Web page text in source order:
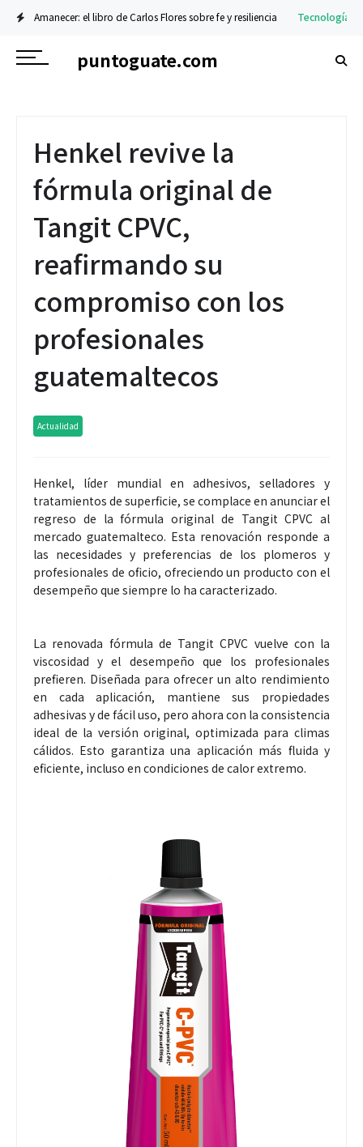
el libro de Carlos Flores sobre fe y resiliencia Tecnología La nueva
puntoguate.com
Henkel revive la
fórmula original de
Tangit CPVC,
reafirmando su
compromiso con los
profesionales
guatemaltecos
Actualidad
Henkel, líder mundial en adhesivos, selladores y
tratamientos de superficie, se complace en anunciar el
regreso de la fórmula original de Tangit CPVC al
mercado guatemalteco. Esta renovación responde a
las necesidades y preferencias de los plomeros y
profesionales de oficio, ofreciendo un producto con el
desempeño que siempre lo ha caracterizado.
La renovada fórmula de Tangit CPVC vuelve con la
viscosidad y el desempeño que los profesionales
prefieren. Diseñada para ofrecer un alto rendimiento
en cada aplicación, mantiene sus propiedades
adhesivas y de fácil uso, pero ahora con la consistencia
ideal de la versión original, optimizada para climas
cálidos. Esto garantiza una aplicación más fluida y
eficiente, incluso en condiciones de calor extremo.